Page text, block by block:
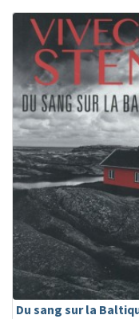
Du sang sur la